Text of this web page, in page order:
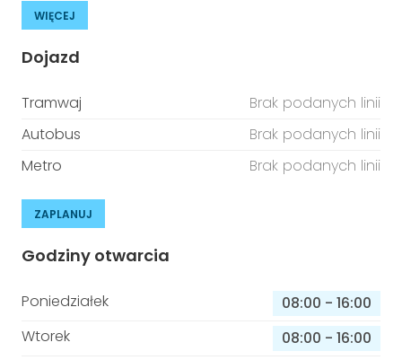
WIĘCEJ
Dojazd
Tramwaj
Brak podanych linii
Autobus
Brak podanych linii
Metro
Brak podanych linii
ZAPLANUJ
Godziny otwarcia
Poniedziałek 08:00 - 16:00
Wtorek
08:00 - 16:00